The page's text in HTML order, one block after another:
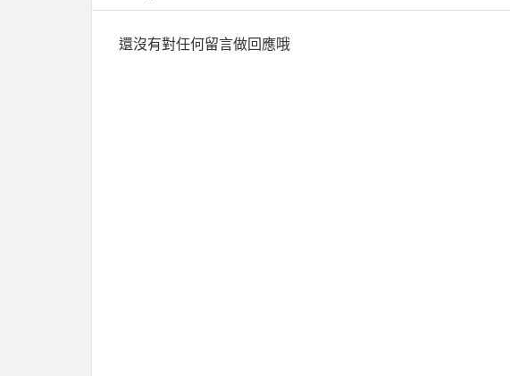
還沒有對任何留言做回應哦